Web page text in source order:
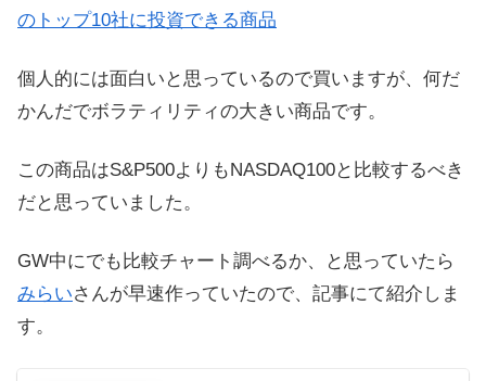
のトップ10社に投資できる商品
個人的には面白いと思っているので買いますが、何だ
かんだでボラティリティの大きい商品です。
この商品はS&P500よりもNASDAQ100と比較するべき
だと思っていました。
GW中にでも比較チャート調べるか、と思っていたら
みらいさんが早速作っていたので、記事にて紹介しま
す。